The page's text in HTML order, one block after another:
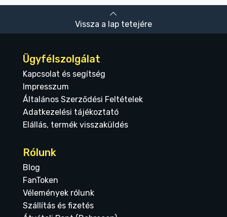
Vissza a lap tetejére
Ügyfélszolgálat
Kapcsolat és segítség
Impresszum
Általános Szerződési Feltételek
Adatkezelési tájékoztató
Elállás, termék visszaküldés
Rólunk
Blog
FanToken
Vélemények rólunk
Szállítás és fizetés